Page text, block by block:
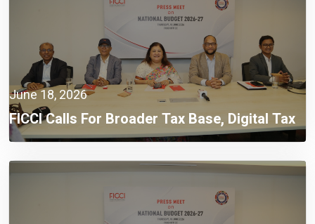
June 18, 2026
FICCI Calls For Broader Tax Base, Digital Tax
Administration, And Competitive Investment
Climate